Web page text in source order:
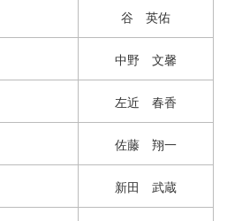
谷 英佑
中野 文馨
左近 春香
佐藤 翔一
新田 武蔵